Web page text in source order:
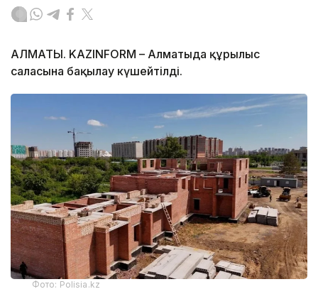
АЛМАТЫ. KAZINFORM – Алматыда құрылыс
саласына бақылау күшейтілді.
Фото: Polisia.kz